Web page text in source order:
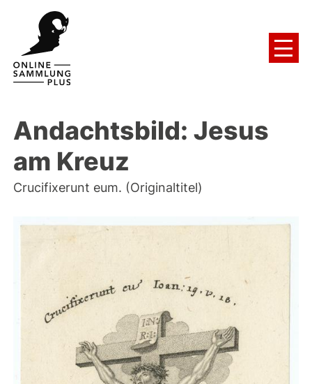
Andachtsbild: Jesus
am Kreuz
Crucifixerunt eum. (Originaltitel)